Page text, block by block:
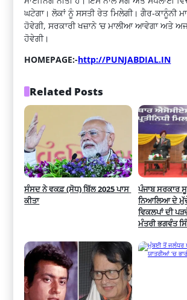
ਘਟੇਗਾ। ਲੋਕਾਂ ਨੂੰ ਸਸਤੀ ਰੇਤ ਮਿਲੇਗੀ। ਗੈਰ-ਕਾਨੂੰਨੀ
ਹੋਵੇਗੀ, ਸਰਕਾਰੀ ਖਜ਼ਾਨੇ ‘ਚ ਮਾਲੀਆ ਆਵੇਗਾ ਅਤੇ
ਹੋਵੇਗੀ।
HOMEPAGE:-http://PUNJABDIAL.IN
Related Posts
ਸੰਸਦ ਨੇ ਵਕਫ਼ (ਸੋਧ) ਬਿੱਲ 2025 ਪਾਸ
ਕੀਤਾ
ਪੰਜਾਬ ਸਰਕਾਰ
ਨਿਆਲਿਆ ਦੇ ਮੁੱਦੇ
ਵਿਕਲਪਾਂ ਦੀ
ਮੰਤਰੀ ਭਗਵੰਤ